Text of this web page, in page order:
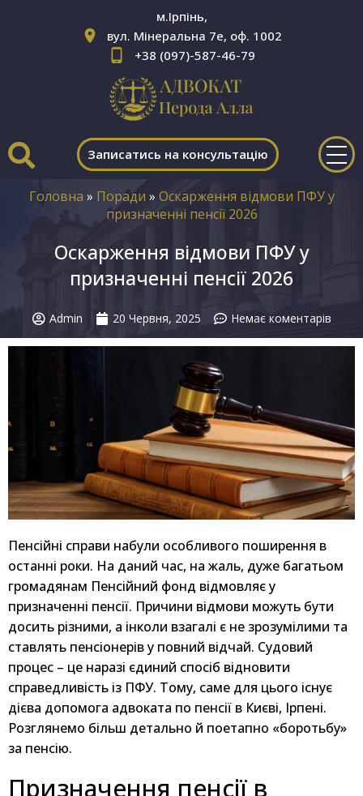
м.Ірпінь,
вул. Мінеральна 7е, оф. 1002
+38 (097)-587-46-79
Записатись на консультацію
Головна » Поради » Оскарження відмови ПФУ у
призначенні пенсії 2026
Оскарження відмови ПФУ у
призначенні пенсії 2026
Admin 20 Червня, 2025 Немає коментарів
Пенсійні справи набули особливого поширення в
останні роки. На даний час, на жаль, дуже багатьом
громадянам Пенсійний фонд відмовляє у
призначенні пенсії. Причини відмови можуть бути
досить різними, а інколи взагалі є не зрозумілими та
ставлять пенсіонерів у повний відчай. Судовий
процес – це наразі єдиний спосіб відновити
справедливість із ПФУ. Тому, саме для цього існує
дієва допомога адвоката по пенсії в Києві, Ірпені.
Розглянемо більш детально й поетапно «боротьбу»
за пенсію.
Призначення пенсії в